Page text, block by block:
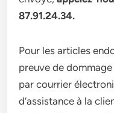
87.91.24.34.
Pour les articles
preuve de
par courrier
d’assistance à la